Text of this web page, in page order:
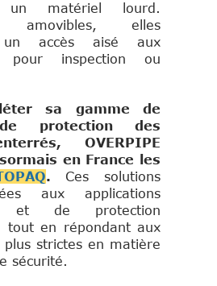
matériel lourd.
amovibles, elles
un accès aisé aux
pour inspection ou
sa gamme de
protection des
OVERPIPE
en France les
. Ces solutions
aux applications
et de protection
tout en répondant aux
plus strictes en matière
sécurité.